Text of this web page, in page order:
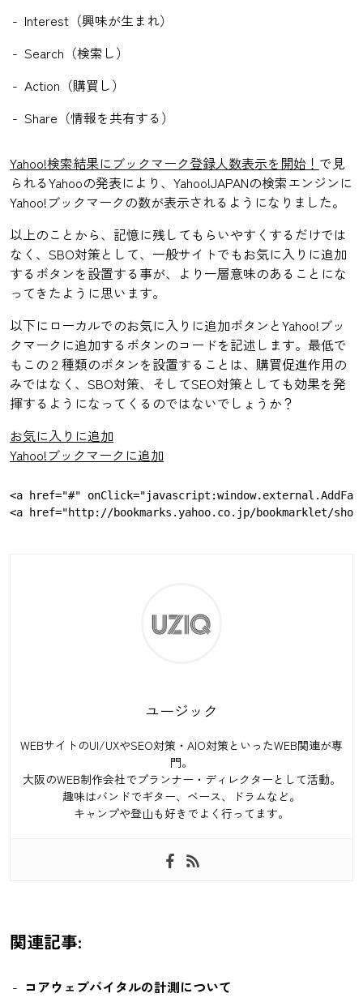
Interest（興味が生まれ）
Search（検索し）
Action（購買し）
Share（情報を共有する）
Yahoo!検索結果にブックマーク登録人数表示を開始！ で見
られるYahooの発表により、Yahoo!JAPANの検索エンジンに
Yahoo!ブックマークの数が表示されるようになりました。
以上のことから、記憶に残してもらいやすくするだけでは
なく、SBO対策として、一般サイトでもお気に入りに追加
するボタンを設置する事が、より一層意味のあることにな
ってきたように思います。
以下にローカルでのお気に入りに追加ボタンとYahoo!ブッ
クマークに追加するボタンのコードを記述します。最低で
もこの２種類のボタンを設置することは、購買促進作用の
みではなく、SBO対策、そしてSEO対策としても効果を発
揮するようになってくるのではないでしょうか？
お気に入りに追加
Yahoo!ブックマークに追加
<a href="#"
ユージック
WEBサイトのUI/UXやSEO対策・AIO対策といったWEB関連が専
門。
大阪のWEB制作会社でプランナー・ディレクターとして活動。
趣味はバンドでギター、ベース、ドラムなど。
キャンプや登山も好きでよく行ってます。
関連記事:
コアウェブバイタルの計測について